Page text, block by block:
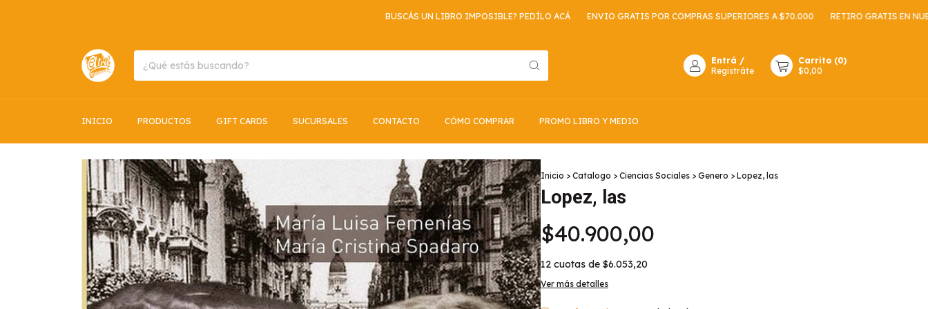
BUSCÁS UN LIBRO IMPOSIBLE? PEDÍLO ACÁ ENVIO GRATIS POR COMPRAS SUPERIORES A $70.000 RETIRO GRATIS EN NUESTRAS
Entrá /
Registráte
Carrito (0)
$0,00
INICIO PRODUCTOS GIFT CARDS SUCURSALES CONTACTO CÓMO COMPRAR PROMO LIBRO Y MEDIO
Inicio > Catalogo > Ciencias Sociales > Genero > Lopez, las
Lopez, las
$40.900,00
12 cuotas de $6.053,20
Ver más detalles